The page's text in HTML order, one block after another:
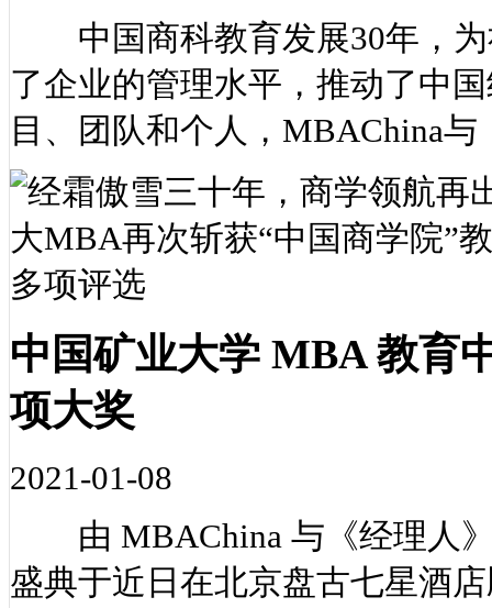
中国商科教育发展30年，为
了企业的管理水平，推动了中
目、团队和个人，MBAChina
中国矿业大学 MBA 教育
项大奖
2021-01-08
由 MBAChina 与《经理人》
盛典于近日在北京盘古七星酒